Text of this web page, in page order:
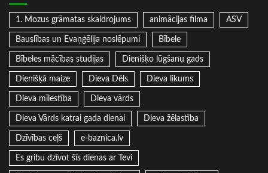
1. Mozus grāmatas skaidrojums animācijas filma ASV
Bauslības un Evaņģēlija noslēpumi Bībele
Bībeles mācības studijas Dienišķo lūgšanu gads
Dienišķā maize Dieva Dēls Dieva likums
Dieva mīlestība Dieva vārds
Dieva Vārds katrai gada dienai Dieva žēlastība
Dzīvības ceļš e-baznica.lv
Es gribu dzīvot šīs dienas ar Tevi